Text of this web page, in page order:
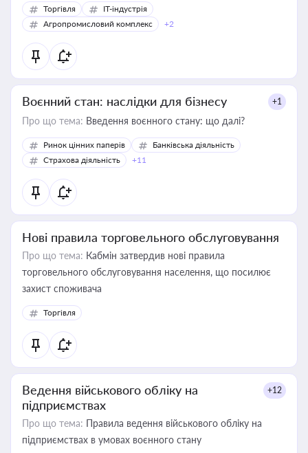
Торгівля
IT-індустрія
Агропромисловий комплекс
+2
Воєнний стан: наслідки для бізнесу +1
Про що тема: Введення воєнного стану: що далі?
Ринок цінних паперів
Банківська діяльність
Страхова діяльність
+11
Нові правила торговельного обслуговування
Про що тема: Кабмін затвердив нові правила
торговельного обслуговування населення, що посилює
захист споживача
Торгівля
Ведення військового обліку на
підприємствах
+12
Про що тема: Правила ведення військового обліку на
підприємствах в умовах воєнного стану